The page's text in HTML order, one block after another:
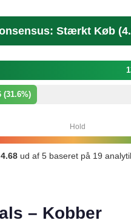
Stærkt Køb
(31.6%)
Hold
4.68ud af 5 baseret på 19
– Kobber